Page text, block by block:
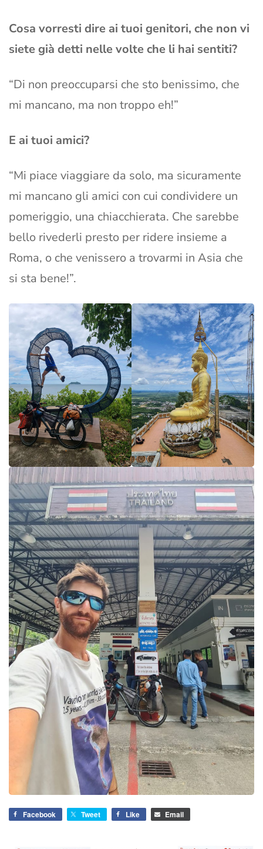
Cosa vorresti dire ai tuoi genitori, che non vi
siete già detti nelle volte che li hai sentiti?
“Di non preoccuparsi che sto benissimo, che
mi mancano, ma non troppo eh!”
E ai tuoi amici?
“Mi piace viaggiare da solo, ma sicuramente
mi mancano gli amici con cui condividere un
pomeriggio, una chiacchierata. Che sarebbe
bello rivederli presto per ridere insieme a
Roma, o che venissero a trovarmi in Asia che
si sta bene!”.
Facebook Tweet Like Email